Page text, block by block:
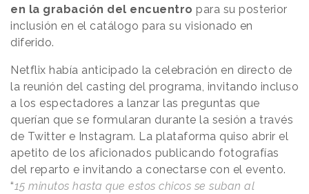
en la grabación del encuentro para su posterior
inclusión en el catálogo para su visionado en
diferido.
Netflix había anticipado la celebración en directo de
la reunión del casting del programa, invitando incluso
a los espectadores a lanzar las preguntas que
querían que se formularan durante la sesión a través
de Twitter e Instagram. La plataforma quiso abrir el
apetito de los aficionados publicando fotografías
del reparto e invitando a conectarse con el evento.
“15 minutos hasta que estos chicos se suban al